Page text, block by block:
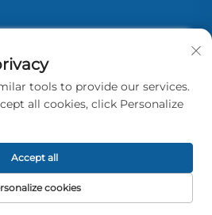
Aina Pump Co., Ltd.
tools to provide our services.
all cookies, click Personalize
cookies
Accept all